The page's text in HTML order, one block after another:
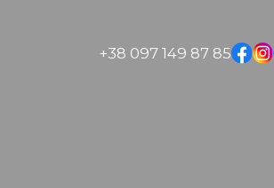
+38 097 149 87 85